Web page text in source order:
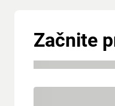
Začnite